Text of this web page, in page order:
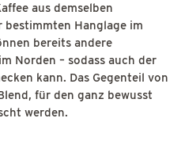
aus demselben
bestimmten Hanglage im
bereits andere
Norden – sodass auch der
kann. Das Gegenteil von
für den ganz bewusst
werden.